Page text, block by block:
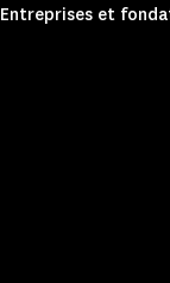
Entreprises et